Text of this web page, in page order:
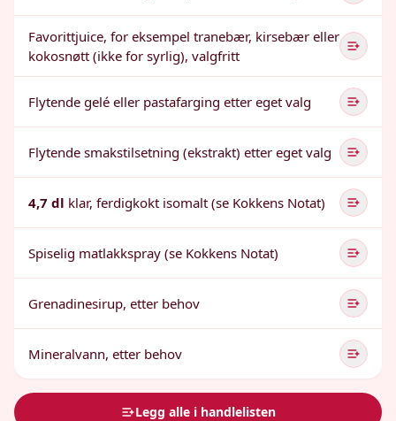
Favorittjuice, for eksempel tranebær, kirsebær eller
kokosnøtt (ikke for syrlig), valgfritt
Flytende gelé eller pastafarging etter eget valg
Flytende smakstilsetning (ekstrakt) etter eget valg
4,7 dl klar, ferdigkokt isomalt (se Kokkens Notat)
Spiselig matlakkspray (se Kokkens Notat)
Grenadinesirup, etter behov
Mineralvann, etter behov
Legg alle i handlelisten